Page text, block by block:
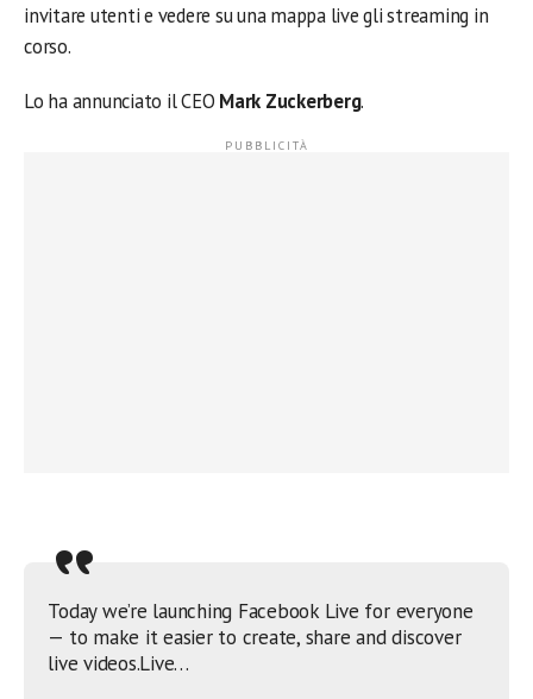
invitare utenti e vedere su una mappa live gli streaming in
corso.
Lo ha annunciato il CEO Mark Zuckerberg.
Today we’re launching Facebook Live for everyone
— to make it easier to create, share and discover
live videos.Live…